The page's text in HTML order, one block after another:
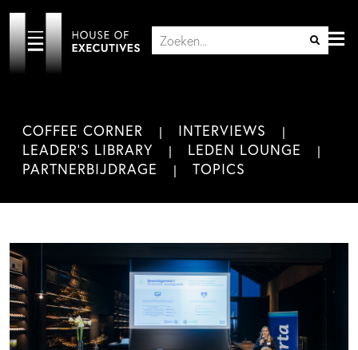
COFFEE CORNER
INTERVIEWS
LEADER'S LIBRARY
LEDEN LOUNGE
PARTNERBIJDRAGE
TOPICS